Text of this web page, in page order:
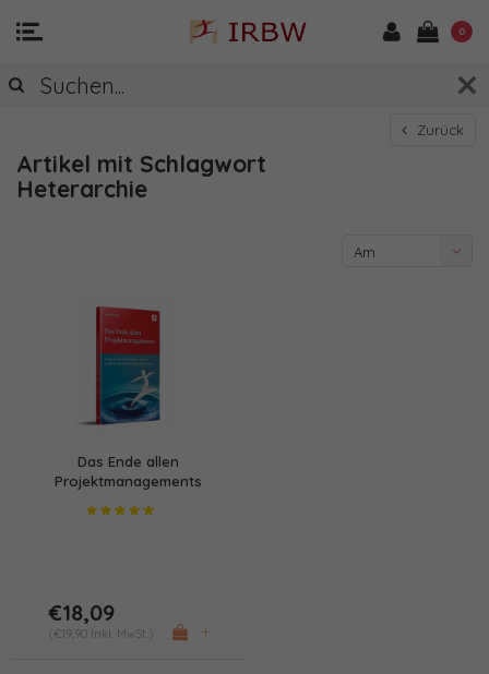
0
Zurück
Artikel mit Schlagwort
Heterarchie
Am
Das Ende allen
Projektmanagements
€18,09
(€19,90 Inkl. MwSt.) +